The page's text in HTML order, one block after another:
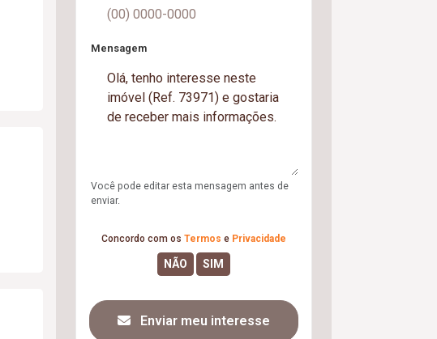
Mensagem
Você pode editar esta mensagem antes de
enviar.
Concordo com os Termos e Privacidade
Enviar meu interesse